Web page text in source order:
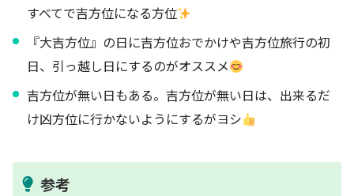
すべてで吉方位になる方位
『大吉方位』の日に吉方位おでかけや吉方位旅行の初
日、引っ越し日にするのがオススメ
吉方位が無い日もある。吉方位が無い日は、出来るだ
け凶方位に行かないようにするがヨシ
参考